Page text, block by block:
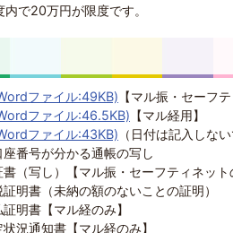
で20万円が限度です。
ファイル:49KB) 【マル振・セーフ
ファイル:46.5KB) 【マル経用】
ファイル:43KB) （日付は記入しな
番号が分かる通帳の写し
（写し）【マル振・セーフティネット
明書（未納の額のないことの証明）
明書【マル経のみ】
況通知書【マル経のみ】